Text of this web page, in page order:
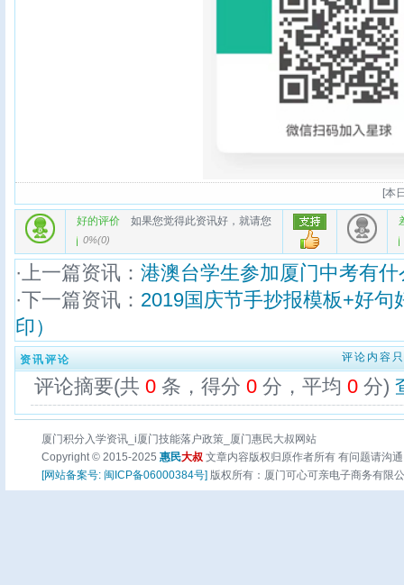
[本
好的评价 如果您觉得此资讯好，就请您
0%(0)
·上一篇资讯： 港澳台学生参加厦门中考有
·下一篇资讯： 2019国庆节手抄报模板+好
印）
资讯评论 评论内容
评论摘要(共 0 条，得分 0 分，平均 0 分)
厦门积分入学资讯_i厦门技能落户政策_厦门惠民大叔网站
Copyright © 2015-2025 惠民大叔 文章内容版权归原作者所有 有问题请沟
[网站备案号: 闽ICP备06000384号] 版权所有：厦门可心可亲电子商务有限